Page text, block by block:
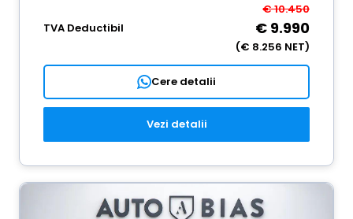
€ 10.450
TVA Deductibil
€ 9.990
(€ 8.256 NET)
Cere detalii
Vezi detalii